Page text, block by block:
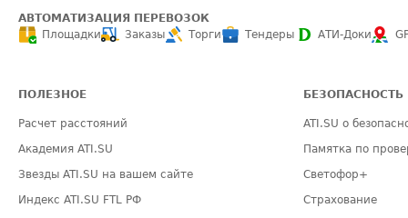
АВТОМАТИЗАЦИЯ ПЕРЕВОЗОК
Площадки
Заказы Торги Тендеры АТИ-Доки
ПОЛЕЗНОЕ
Расчет расстояний
Академия ATI.SU
Звезды ATI.SU на вашем сайте
Индекс ATI.SU FTL РФ
БЕЗОПАСНОСТЬ
ATI.SU о
Памятка по
Светофор+
Страхование